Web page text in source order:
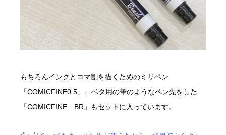
もちろんインクとコマ割を描くためのミリペン
「COMICFINE0.5」、ベタ用の筆のようなペン先をした
「COMICFINE BR」もセットに入っています。